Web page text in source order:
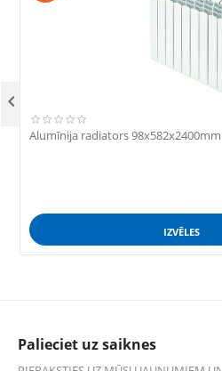
Alumīnija radiators 98x582x2400mm
IZVĒLES

Palieciet uz saiknes